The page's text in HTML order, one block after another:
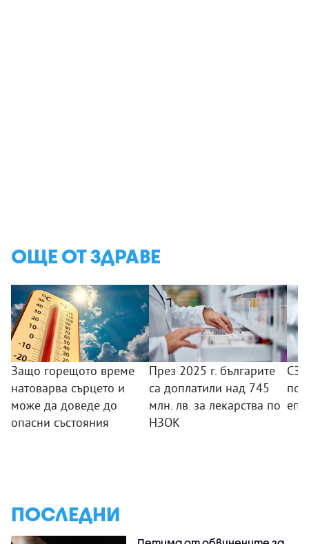
ОЩЕ ОТ ЗДРАВЕ
Защо горещото време
натоварва сърцето и
може да доведе до
опасни състояния
През 2025 г. българите
са доплатили над 745
млн. лв. за лекарства по
НЗОК
ПОСЛЕДНИ